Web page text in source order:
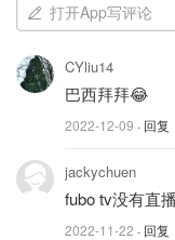
本场比赛是梅西在
打开App写评论
CYliu14
巴西拜拜😂
2022-12-09 · 回复
jackychuen
fubo tv没有直
2022-11-22 · 回复